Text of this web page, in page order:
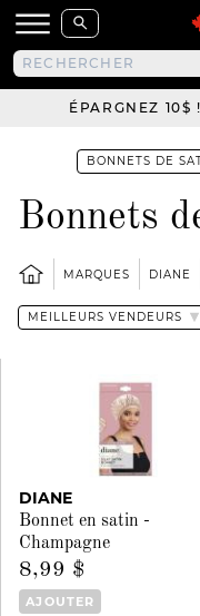
ÉPARGNEZ
Bonnets
MARQUES DIANE
DIANE
Bonnet en satin -
Champagne
8,99 $
AJOUTER